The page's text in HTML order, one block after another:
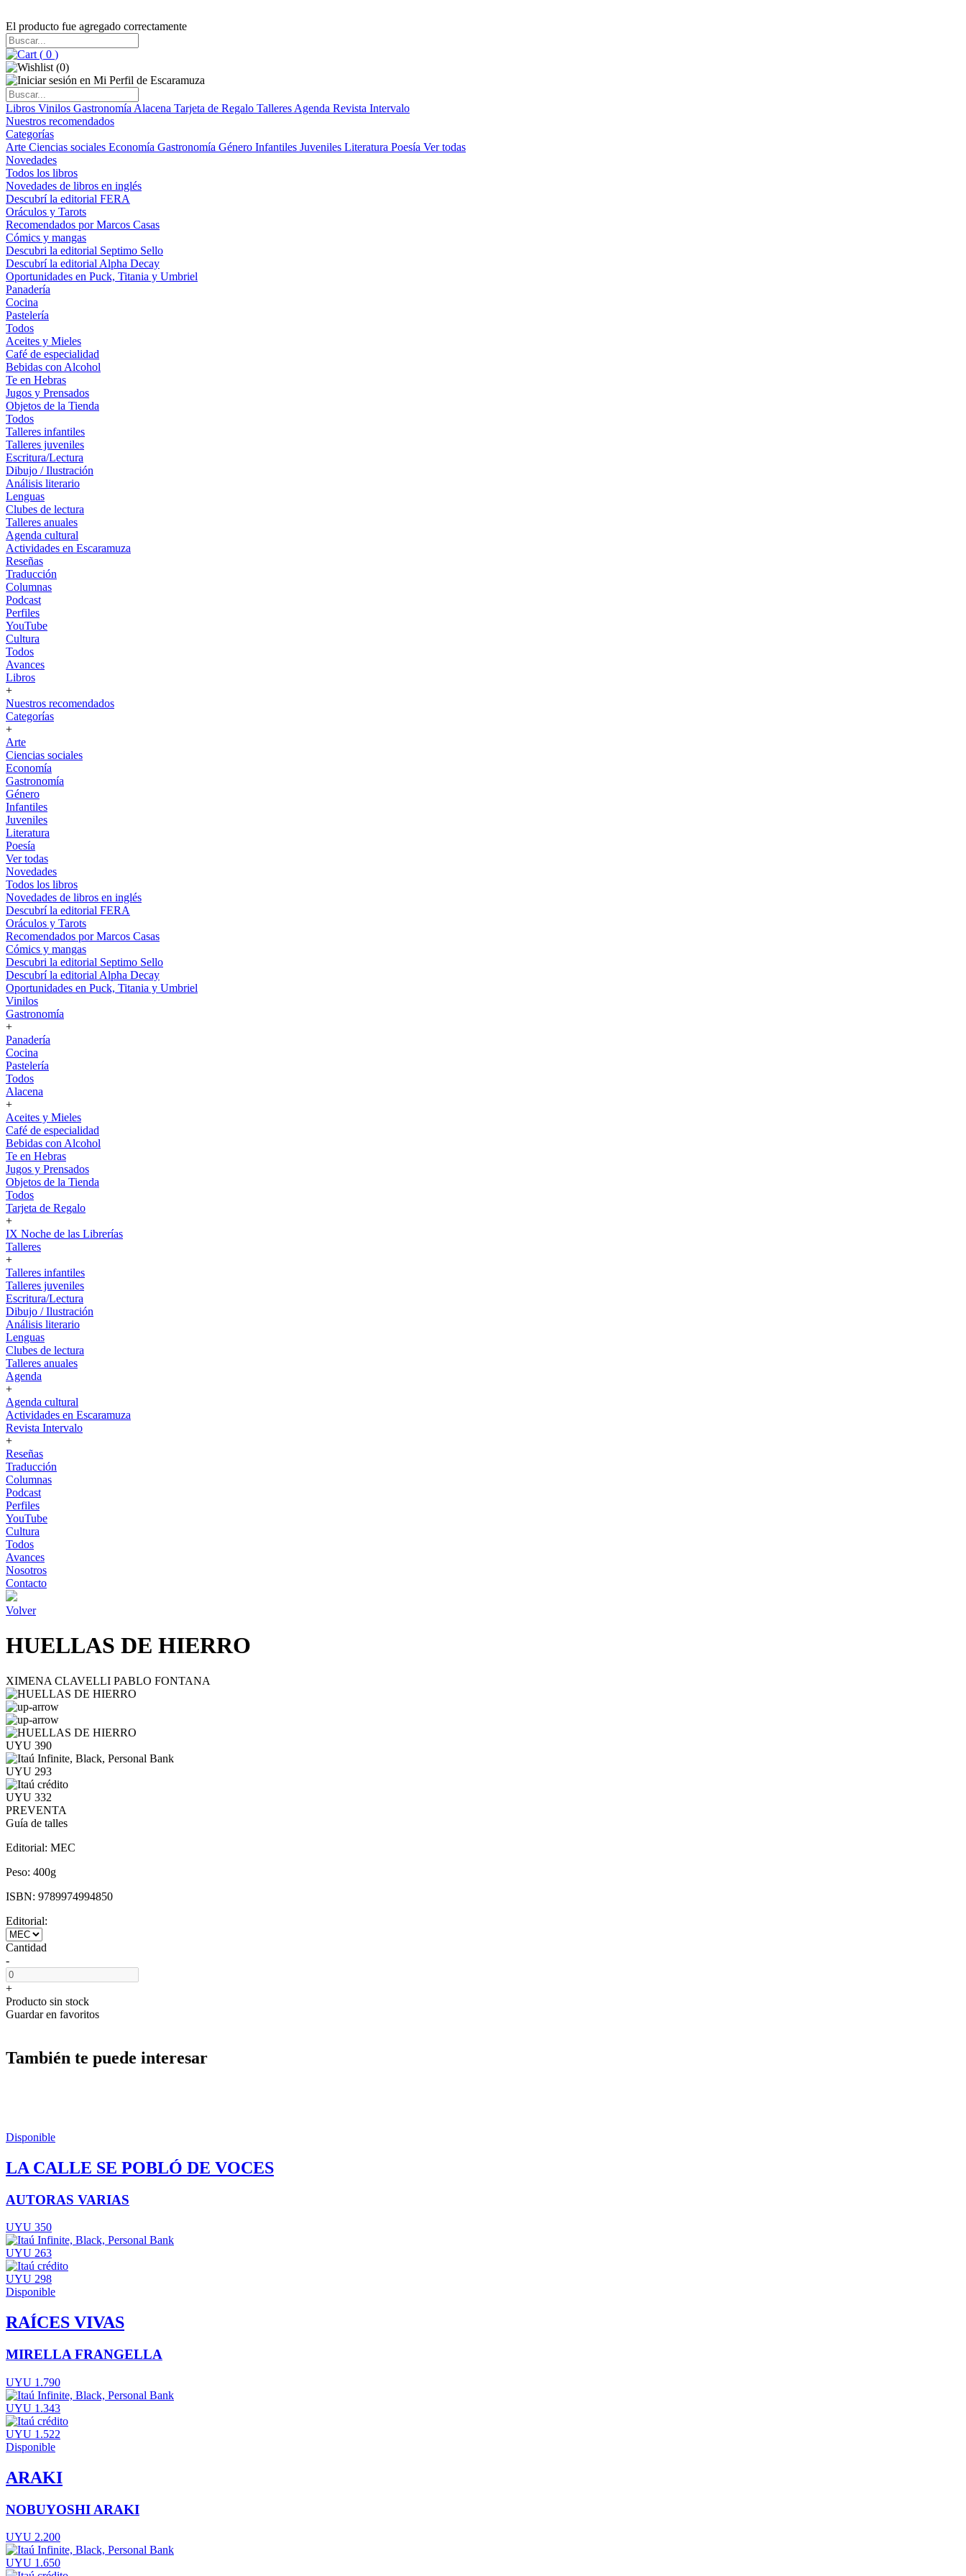
El producto fue agregado correctamente
( 0 )
(0)
Libros Vinilos Gastronomía Alacena Tarjeta de Regalo Talleres Agenda Revista Intervalo
Nuestros recomendados
Categorías
Arte Ciencias sociales Economía Gastronomía Género Infantiles Juveniles Literatura Poesía Ver todas
Novedades
Todos los libros
Novedades de libros en inglés
Descubrí la editorial FERA
Oráculos y Tarots
Recomendados por Marcos Casas
Cómics y mangas
Descubri la editorial Septimo Sello
Descubrí la editorial Alpha Decay
Oportunidades en Puck, Titania y Umbriel
Panadería
Cocina
Pastelería
Todos
Aceites y Mieles
Café de especialidad
Bebidas con Alcohol
Te en Hebras
Jugos y Prensados
Objetos de la Tienda
Todos
Talleres infantiles
Talleres juveniles
Escritura/Lectura
Dibujo / Ilustración
Análisis literario
Lenguas
Clubes de lectura
Talleres anuales
Agenda cultural
Actividades en Escaramuza
Reseñas
Traducción
Columnas
Podcast
Perfiles
YouTube
Cultura
Todos
Avances
Libros
+
Nuestros recomendados
Categorías
+
Arte
Ciencias sociales
Economía
Gastronomía
Género
Infantiles
Juveniles
Literatura
Poesía
Ver todas
Novedades
Todos los libros
Novedades de libros en inglés
Descubrí la editorial FERA
Oráculos y Tarots
Recomendados por Marcos Casas
Cómics y mangas
Descubri la editorial Septimo Sello
Descubrí la editorial Alpha Decay
Oportunidades en Puck, Titania y Umbriel
Vinilos
Gastronomía
+
Panadería
Cocina
Pastelería
Todos
Alacena
+
Aceites y Mieles
Café de especialidad
Bebidas con Alcohol
Te en Hebras
Jugos y Prensados
Objetos de la Tienda
Todos
Tarjeta de Regalo
+
IX Noche de las Librerías
Talleres
+
Talleres infantiles
Talleres juveniles
Escritura/Lectura
Dibujo / Ilustración
Análisis literario
Lenguas
Clubes de lectura
Talleres anuales
Agenda
+
Agenda cultural
Actividades en Escaramuza
Revista Intervalo
+
Reseñas
Traducción
Columnas
Podcast
Perfiles
YouTube
Cultura
Todos
Avances
Nosotros
Contacto
Volver
HUELLAS DE HIERRO
XIMENA CLAVELLI PABLO FONTANA
UYU 390
UYU 293
UYU 332
PREVENTA
Guía de talles
Editorial: MEC
Peso: 400g
ISBN: 9789974994850
Editorial:
Cantidad
-
+
Producto sin stock
Guardar en favoritos
También te puede interesar
Disponible
LA CALLE SE POBLÓ DE VOCES
AUTORAS VARIAS
UYU 350
UYU 263
UYU 298
Disponible
RAÍCES VIVAS
MIRELLA FRANGELLA
UYU 1.790
UYU 1.343
UYU 1.522
Disponible
ARAKI
NOBUYOSHI ARAKI
UYU 2.200
UYU 1.650